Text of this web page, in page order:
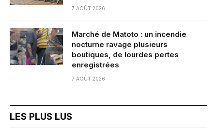
7 AOÛT 2026
Marché de Matoto : un incendie
nocturne ravage plusieurs
boutiques, de lourdes pertes
enregistrées
7 AOÛT 2026
LES PLUS LUS